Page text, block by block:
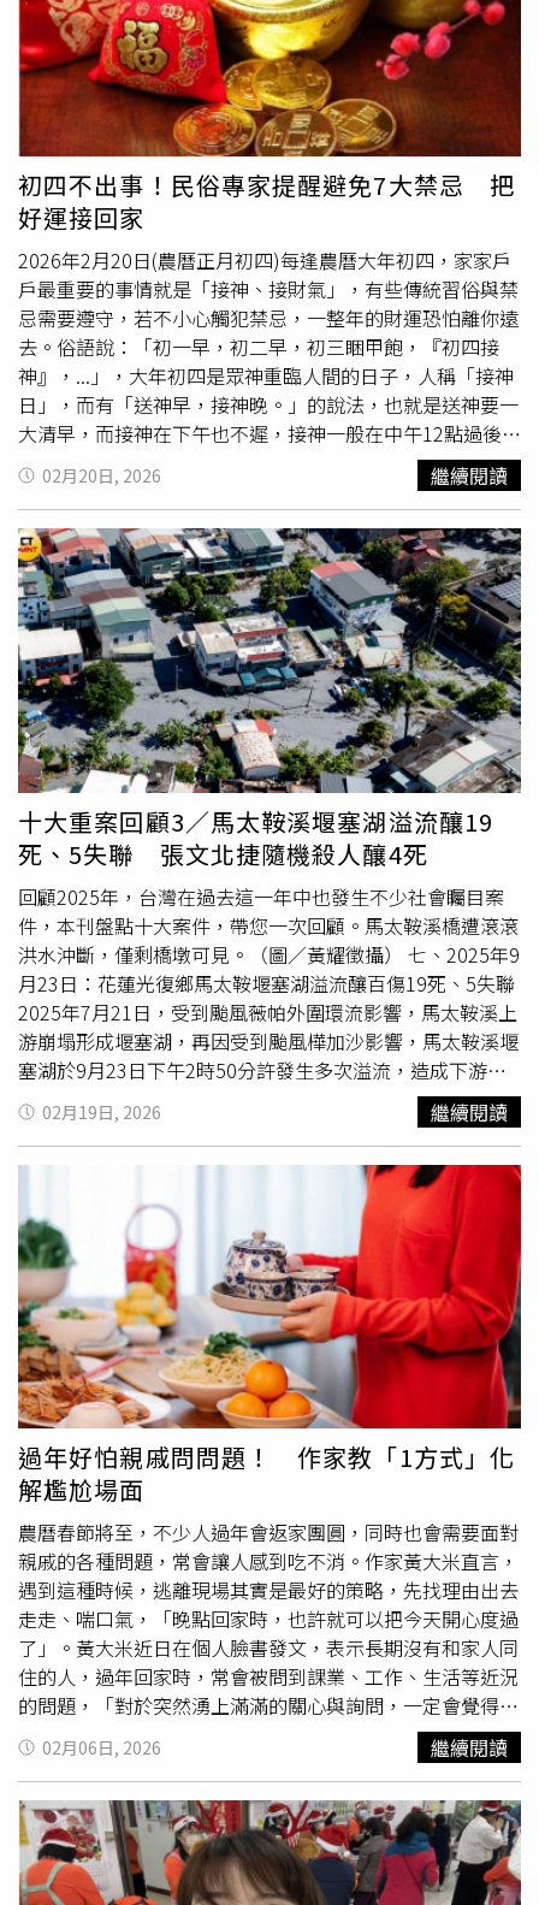
十堰生活。黃慶芝始終認為，或許雇主終有一天會現身，因
此在交還孩子前，自己仍有責任將她照顧好。2023年女童
屆齡就讀幼兒園，卻因沒有戶口無法辦理入學手續。夫婦報
警並向相關部門求助，才得知陳姓男子正在浙江服刑，刑期
尚有10多年。對方後來從獄中來信，感謝黃慶芝多年來對孩
子不離不棄的照料。不過事件竟出現反轉，經脫氧核糖核酸
DNA比對確認，陳姓男子與女童並無血緣關係，女童無法隨
其落戶。警方依疫苗接種紀錄尋找女童生母，發現對方亦因
案服刑。至此，女童雙親皆身陷囹圄。這起事件曝光後引發
關注，經地方部門協調，女童暫時將 戶口 登記於黃慶芝老
家，民政部門每月提供1500元人民幣、約合新台幣約6600
元生活補助。每到農曆年前，附近鄰里也會上門慰問並送上
紅包，社區鄰居與愛心人士也提供舊衣與書籍協助。今年已
是女童與黃慶芝一家共度的第5個農曆新年。高和意表示，
過年仍會如往年般發壓歲錢、帶孩子返鄉探親。過去曾有人
建議將孩子送往福利院減輕負擔，但黃慶芝認為，5年的朝
夕相處早已讓孩子成為家庭一分子，即使沒有血緣，情感上
也無法割捨。
初四不出事！民俗專家提醒避免7大禁忌 把
好運接回家
2026年2月20日(農曆正月初四)每逢農曆大年初四，家家戶
戶最重要的事情就是「接神、接財氣」，有些傳統習俗與禁
忌需要遵守，若不小心觸犯禁忌，一整年的財運恐怕離你遠
去。俗語說：「初一早，初二早，初三睏甲飽，『初四接
神』，...」，大年初四是眾神重臨人間的日子，人稱「接神
日」，而有「送神早，接神晚。」的說法，也就是送神要一
大清早，而接神在下午也不遲，接神一般在中午12點過後，
或是遲至傍晚5點前也沒有關係。 以下是大年初四「接神」
要遵守的禁忌：一、不出遠門：初四灶王爺會查戶口，盡量
不出遠門，民眾要待在家以鞭炮迎接。二、不用針線：由於
從初一到初四，商家都會歇業，傳統習俗建議這段期間最好
不要使用針線，婦女這段時間也最好不要用針線。用針線補
衣物象徵補破洞，一年都會一直補，而針有煞氣，年節應避
免使用。三、廚房「裸體」：灶神為廚房之神，因此不可以
在廚房「裸體」或換衣服。四、不要小氣：接神當天不要太
小氣！要將家裡好吃的東西分給親朋好友、鄰居，如果過度
小氣，財神則會遠離，財走了，人緣也變差。五、廚房不可
吵架：不可在廚房罵小孩或爭吵，以免灶神生氣，引發官訟
是非。六、廚房不可行房： 在廚房行房會影響夫妻或情侶
感情，甚至造成婚外情。七、爐灶要整潔：爐灶不要堆東
西，有剩菜剩飯要整理乾淨。「吃折羅」就是把過年剩下的
飯菜做成大雜燴，可以依據菜色，用油炸、燉煮、烹煮等方
式製作，因此每家的菜色都會有獨特風味，裡面會有濃濃的
「家的味道」，而「吃折羅」也代表著勤儉持家。
02月20日, 2026 繼續閱讀
十大重案回顧3／馬太鞍溪堰塞湖溢流釀19
死、5失聯 張文北捷隨機殺人釀4死
回顧2025年，台灣在過去這一年中也發生不少社會矚目案
件，本刊盤點十大案件，帶您一次回顧。馬太鞍溪橋遭滾滾
洪水沖斷，僅剩橋墩可見。（圖／黃耀徵攝） 七、2025年9
月23日：花蓮光復鄉馬太鞍堰塞湖溢流釀百傷19死、5失聯
2025年7月21日，受到颱風薇帕外圍環流影響，馬太鞍溪上
游崩塌形成堰塞湖，再因受到颱風樺加沙影響，馬太鞍溪堰
塞湖於9月23日下午2時50分許發生多次溢流，造成下游的
幾乎三分之二的光復鄉與部分萬榮鄉、鳳林鄉等地瞬間遭到
洪水吞沒。滾滾洪水沿著地勢一路直下，並將馬太鞍溪橋沖
毀，導致馬太鞍溪下游南側堤防破損，一路衝進光復鄉市
區，造成縣道193路段一度遭洪水淹沒封閉。洪災發生後，
造成許多民眾第一時間來不及逃生，眼睜睜看著家園被吞
沒，一樓高的家園瞬間遭到大量泥沙吞噬，眨眼之間就被埋
在泥沙裡面，總計造成19人死亡、157人受傷，至今仍有5
人失聯。 災難發生後，有民眾在社群網站上號召一起前往
光復擔任「鏟子超人」，大批民眾、慈善團體等自發性搭乘
台鐵前往花蓮光復鄉擔任志工，協助民眾進行災後復原作
業，將災民家中汙泥清除。而陸軍司令部也在第一時間派員
前往救援，總計至少派出3.5萬名官兵投入災後重建之中。
儘管洪災讓光復滿目瘡痍，但災難之後仍有微光，一度傳出
失聯的6歲女童小沂被姑婆和姑丈2人一路托舉至屋頂橫梁高
處避難，直到救難人員聽到小女孩呼救聲，將屋頂切開順利
將小沂救出，只是小沂的姑婆和姑丈2人最終仍不幸罹難。
然而災難發生後也相當考驗人性，光復洪災事件滿月後，儘
管多數民宅已將汙泥清除，但小沂姑婆親妹一家還尚未走出
喪親之痛，隨即就遭房東趕出，並疑似動用關係在災後遷入
戶口
、領走補助金、拔走他們申請的熱水器，讓小沂姑婆妹
妹一家氣炸，怒報警提告竊盜。事件爆出後，光復鄉也上演
一場房東與房客大戰，不少租客災後除須面對滿目瘡痍的家
園，還遭房東強行收回房屋，以此請領補助金。 2025年10
月2日，苗栗一名48歲邱姓男子在超商外持刀砍傷3名路
人，安親班老師奮勇拯救丁姓女童。（圖／翻攝自Threads
＠k117025）八、2025年10月2日：苗栗男隨機砍殺女童苗
栗縣苗栗市10月2日發生駭人隨機攻擊事件。一名才剛出獄
才半年多的48歲邱姓男子吸毒後，竟把一把長約30公分的
02月19日, 2026 繼續閱讀
過年好怕親戚問問題！ 作家教「1方式」化
解尷尬場面
農曆春節將至，不少人過年會返家團圓，同時也會需要面對
親戚的各種問題，常會讓人感到吃不消。作家黃大米直言，
遇到這種時候，逃離現場其實是最好的策略，先找理由出去
走走、喘口氣，「晚點回家時，也許就可以把今天開心度過
了」。黃大米近日在個人臉書發文，表示長期沒有和家人同
住的人，過年回家時，常會被問到課業、工作、生活等近況
的問題，「對於突然湧上滿滿的關心與詢問，一定會覺得有
點過熱、過於溫馨」。黃大米表示，當被問到不舒服時，逃
離現場是最好的策略，例如主動說要出去買東西，或幫大家
買飲料，都是不錯的方式。黃大米也說，活到這個年紀，大
家的個性其實都很難改變，所以不用多說什麼，「出去喘口
氣，吃點東西，晚點回家時，也許就可以把今天開心度過
了」。黃大米坦言，過年以和為貴，逃離現場也是為了好好
02月06日, 2026 繼續閱讀